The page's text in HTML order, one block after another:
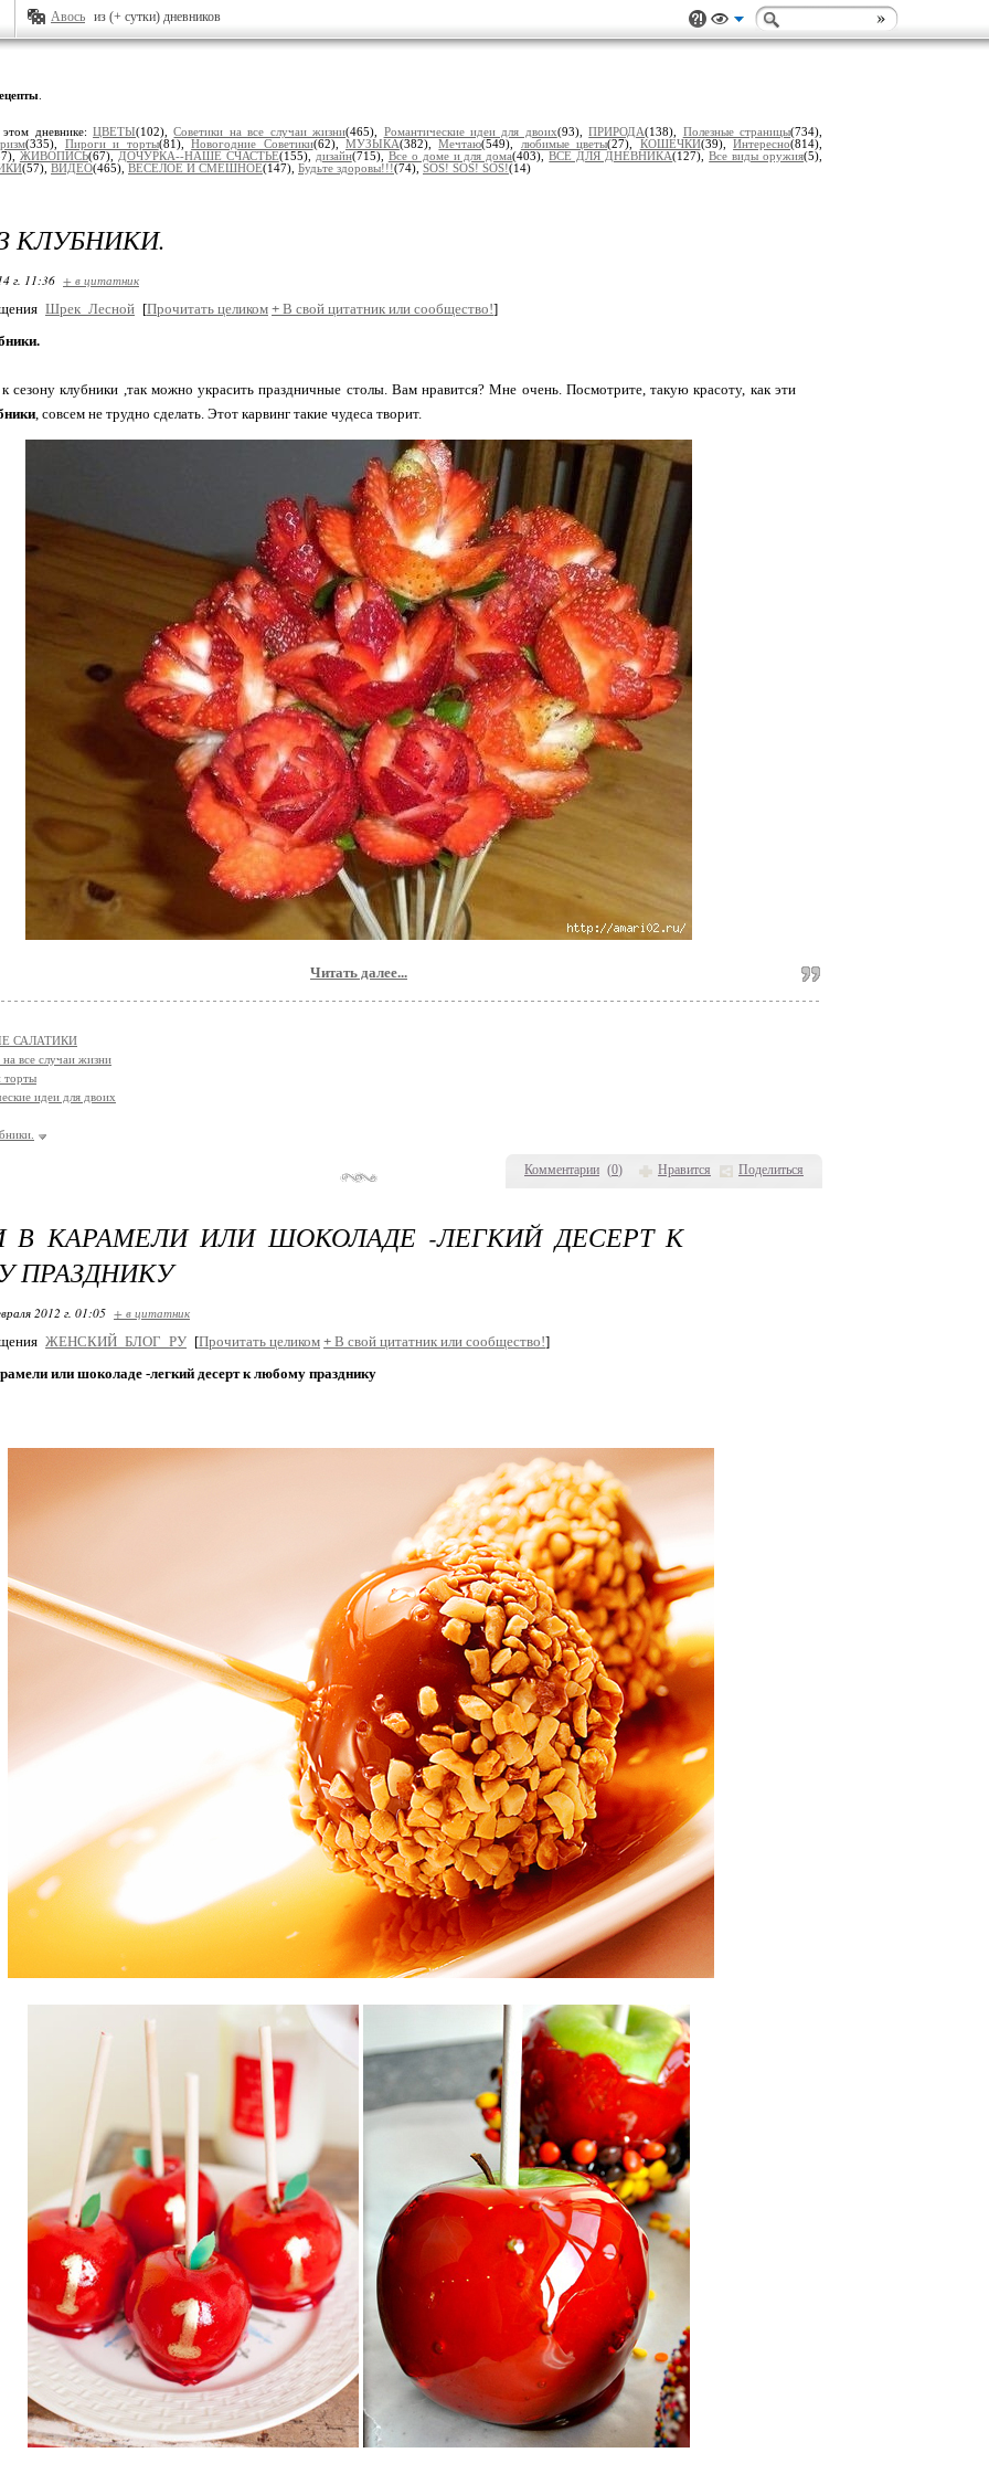
Авось из (+ сутки) дневников
дневнике:ЦВЕТЫ(102),Советики на все случаи жизни(465), Романтические идеи для двоих(93),ПРИРОДА(138), Полезные страницы(734),
(335), Пироги и торты(81),Новогодние Советики(62), МУЗЫКА(382),Мечтаю(549), любимые цветы(27), КОШЕЧКИ(39),Интересно(814),
ЖИВОПИСЬ(67), ДОЧУРКА--НАШЕ СЧАСТЬЕ(155), дизайн(715), Все о доме и для дома(403),ВСЕ ДЛЯ ДНЕВНИКА(127),Все виды оружия(5),
(57), ВИДЕО(465), ВЕСЕЛОЕ И СМЕШНОЕ(147), Будьте здоровы!!!(74), SOS! SOS! SOS!(14)
Комментарии (0) Нравится Поделиться
КЛУБНИКИ.
г. 11:36 + в цитатник
Шрек_Лесной [Прочитать целиком + В свой цитатник или сообщество!]
сезону клубники ,так можно украсить праздничные столы. Вам нравится? Мне очень. Посмотрите, такую красоту, как эти
, совсем не трудно сделать. Этот карвинг такие чудеса творит.
Читать далее...
САЛАТИКИ
на все случаи жизни
торты
идеи для двоих
В КАРАМЕЛИ ИЛИ ШОКОЛАДЕ -ЛЕГКИЙ ДЕСЕРТ К
ПРАЗДНИКУ
2012 г. 01:05 + в цитатник
ЖЕНСКИЙ_БЛОГ_РУ [Прочитать целиком + В свой цитатник или сообщество!]
или шоколаде -легкий десерт к любому празднику